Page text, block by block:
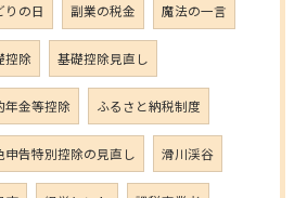
りの日 副業の税金 魔法の一言
控除 基礎控除見直し
年金等控除 ふるさと納税制度
申告特別控除の見直し 滑川渓谷